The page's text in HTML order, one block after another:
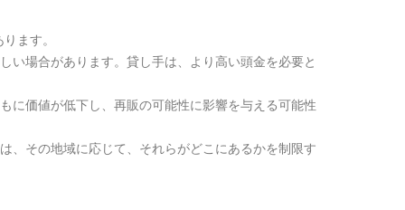
ます。
い場合があります。貸し手は、より高い頭金を必要と
に価値が低下し、再販の可能性に影響を与える可能性
、その地域に応じて、それらがどこにあるかを制限す